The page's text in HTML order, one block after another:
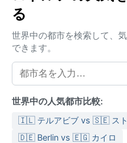
る
世界中の都市を検索して、
できます。
世界中の人気都市比較:
🇮🇱 テルアビブ vs 🇸🇪 スト
🇩🇪 Berlin vs 🇪🇬 カイロ